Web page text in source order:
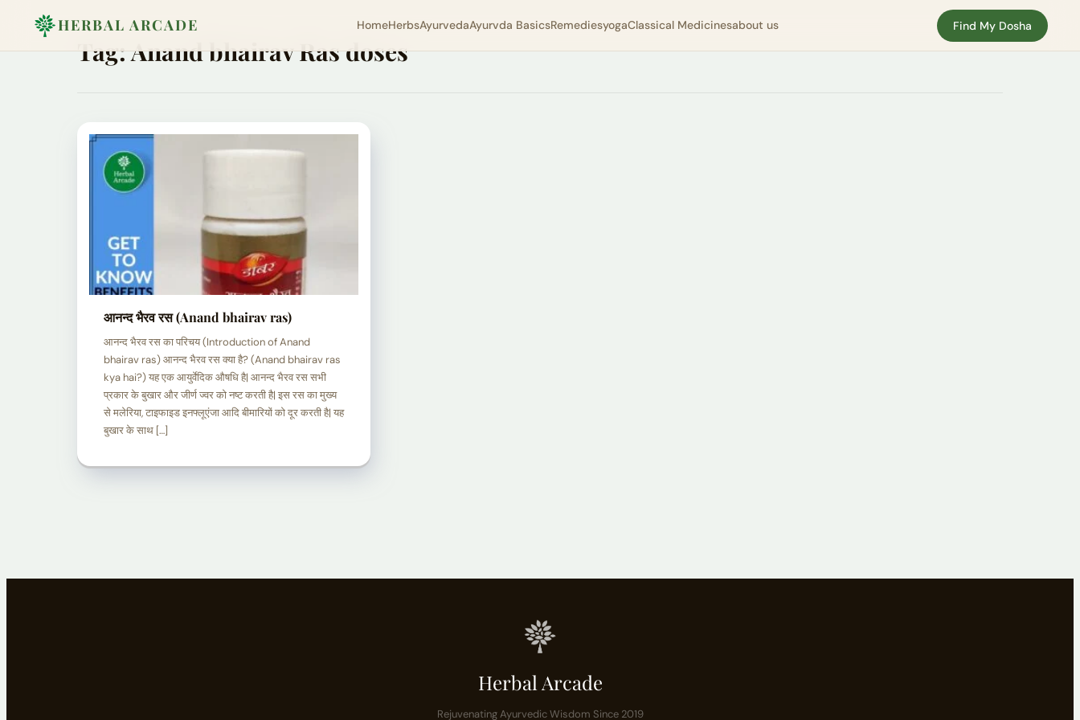
HERBAL ARCADE HomeHerbsAyurvedaAyurvda BasicsRemediesyogaClassical Medicinesabout us Find My Dosha
Tag:Anand bhairav Ras doses
आनन्द भैरव रस (Anand bhairav ras)
आनन्द भैरव रस का परिचय (Introduction of Anand
bhairav ras) आनन्द भैरव रस क्या है? (Anand bhairav ras
kya hai?) यह एक आयुर्वेदिक औषधि है| आनन्द भैरव रस सभी
प्रकार के बुखार और जीर्ण ज्वर को नष्ट करती है| इस रस का मुख्य
से मलेरिया, टाइफाइड इनफ्लूएंजा आदि बीमारियों को दूर करती है| यह
बुखार के साथ […]
Herbal Arcade
Rejuvenating Ayurvedic Wisdom Since 2019